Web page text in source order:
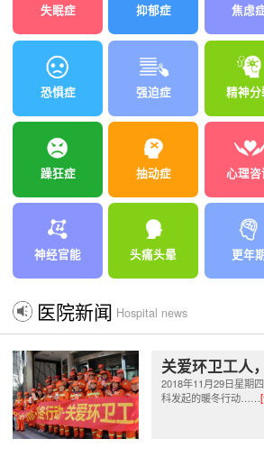
失眠症 抑郁症 焦虑
恐惧症 强迫症 精神分
躁狂症 抽动症 心理咨
神经官能 头痛头晕 更年
医院新闻 Hospital news
关爱环卫工人
2018年11月29日星期
科发起的暖冬行动……